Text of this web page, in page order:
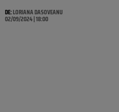
DE:LORIANA DASOVEANU
02/09/2024 | 18:00